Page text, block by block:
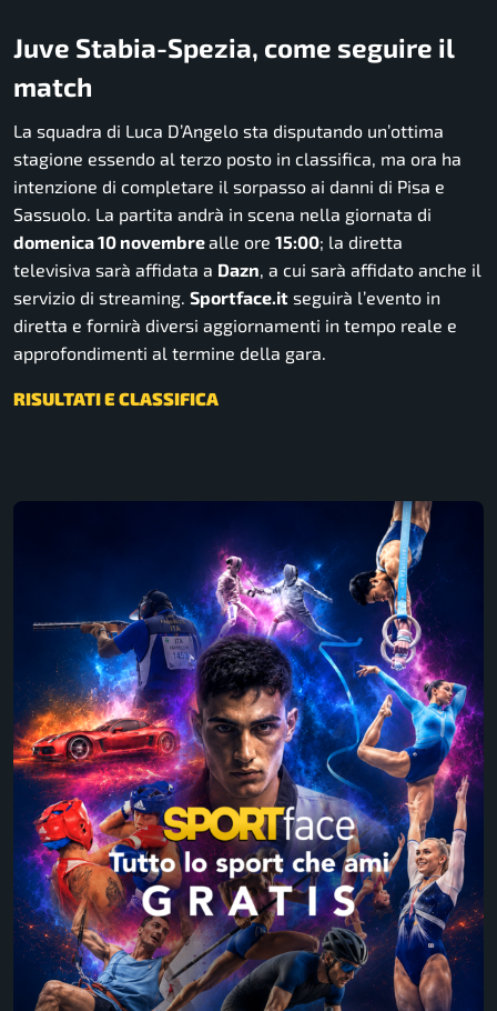
Juve Stabia-Spezia, come seguire il
match
La squadra di Luca D’Angelo sta disputando un’ottima
stagione essendo al terzo posto in classifica, ma ora ha
intenzione di completare il sorpasso ai danni di Pisa e
Sassuolo. La partita andrà in scena nella giornata di
domenica 10 novembrealle ore 15:00; la diretta
televisiva sarà affidata a Dazn , a cui sarà affidato anche il
servizio di streaming. Sportface.it seguirà l’evento in
diretta e fornirà diversi aggiornamenti in tempo reale e
approfondimenti al termine della gara.
RISULTATI E CLASSIFICA